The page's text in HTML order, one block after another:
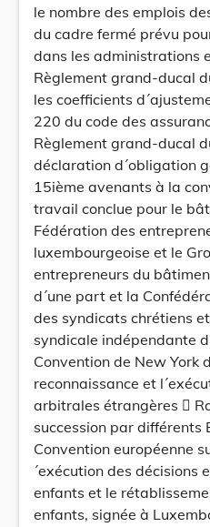
le nombre des emplois
du cadre fermé prévu
dans les administrations
Règlement grand-ducal
les coefficients
220 du code des
Règlement grand-ducal
déclaration d´obligation
15ième avenants à la
travail conclue pour le
Fédération des
luxembourgeoise et le
entrepreneurs du
d´une part et la
des syndicats chrétiens
syndicale indépendante
Convention de New York
reconnaissance et
arbitrales étrangères 
succession par différents
Convention européenne
´exécution des décisions
enfants et le
enfants, signée à